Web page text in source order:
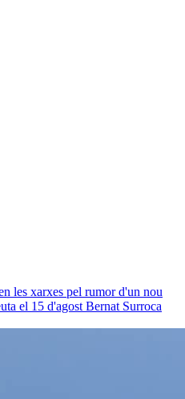
les xarxes pel rumor d'un nou
el 15 d'agost Bernat Surroca